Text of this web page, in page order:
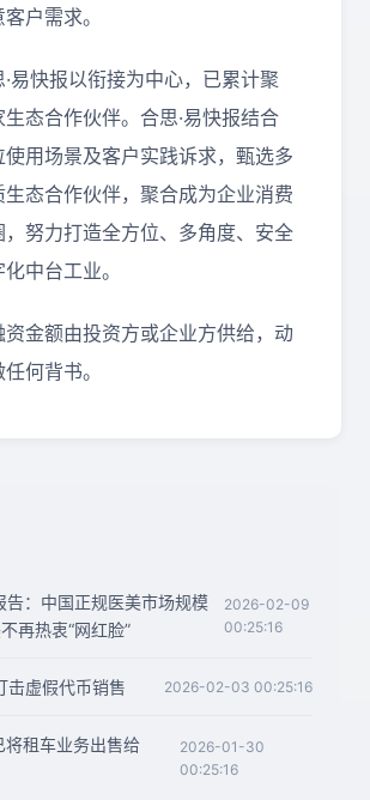
户需求。
·易快报以衔接为中心，已累计聚
态合作伙伴。合思·易快报结合
使用场景及客户实践诉求，甄选多
生态合作伙伴，聚合成为企业消费
，努力打造全方位、多角度、安全
中台工业。
资金额由投资方或企业方供给，动
何背书。
告：中国正规医美市场规模
再热衷“网红脸”
2026-02-09
00:25:16
击虚假代币销售 2026-02-03 00:25:16
租车业务出售给
2026-01-30
00:25:16